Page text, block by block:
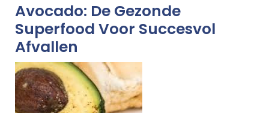
Avocado: De Gezonde
Superfood Voor Succesvol
Afvallen